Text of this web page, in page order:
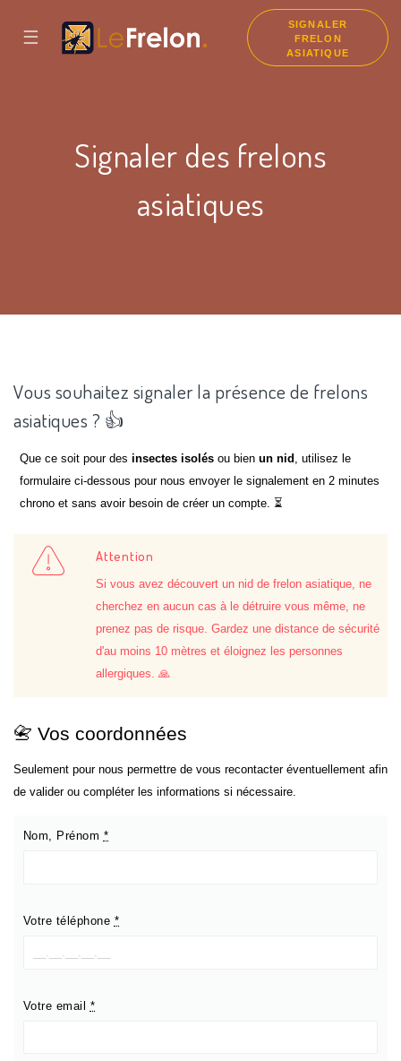
☰
SIGNALER
FRELON
ASIATIQUE
Signaler des frelons
asiatiques
Vous souhaitez signaler la présence de frelons
asiatiques ? 👍
Que ce soit pour desinsectes isolés ou bienun nid , utilisez le
formulaire ci-dessous pour nous envoyer le signalement en 2 minutes
chrono et sans avoir besoin de créer un compte. ⏳
Attention
Si vous avez découvert un nid de frelon asiatique, ne
cherchez en aucun cas à le détruire vous même, ne
prenez pas de risque. Gardez une distance de sécurité
d'au moins 10 mètres et éloignez les personnes
allergiques. 🙏
📇 Vos coordonnées
Seulement pour nous permettre de vous recontacter éventuellement afin
de valider ou compléter les informations si nécessaire.
Nom, Prénom *
Votre téléphone *
Votre email *